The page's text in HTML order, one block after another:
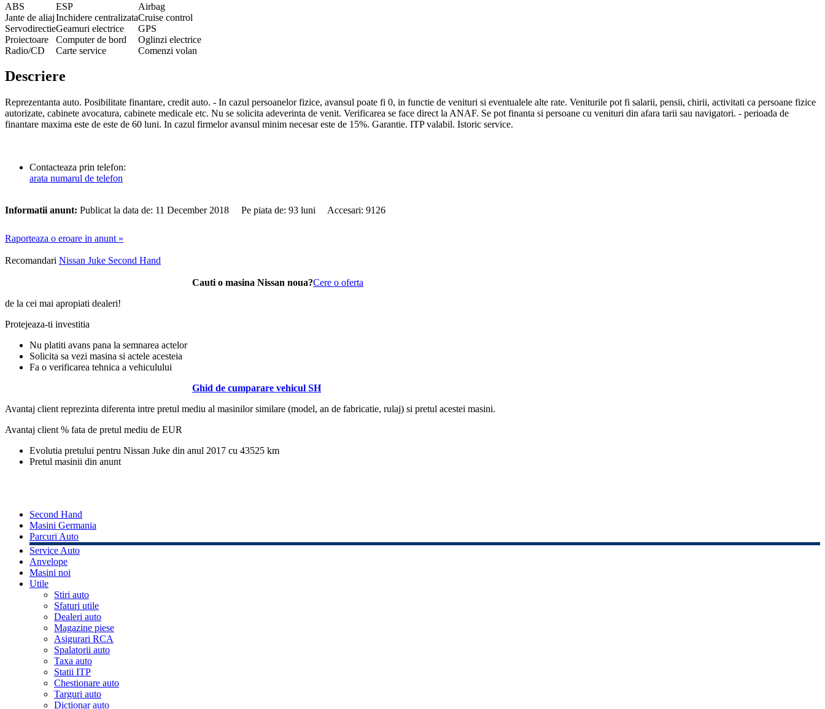
ABS ESP
Airbag
Jante de aliajInchidere centralizataCruise control
ServodirectieGeamuri electrice
GPS
Proiectoare
Computer de bord
Oglinzi electrice
Radio/CD
Carte service Comenzi volan
Descriere
Reprezentanta auto. Posibilitate finantare, credit auto. - In cazul persoanelor fizice, avansul poate fi 0, in functie de venituri si eventualele alte rate. Veniturile pot fi salarii, pensii, chirii, activitati ca persoane fizice
autorizate, cabinete avocatura, cabinete medicale etc. Nu se solicita adeverinta de venit. Verificarea se face direct la ANAF. Se pot finanta si persoane cu venituri din afara tarii sau navigatori. - perioada de
finantare maxima este de este de 60 luni. In cazul firmelor avansul minim necesar este de 15%. Garantie. ITP valabil. Istoric service.
Contacteaza prin telefon:
arata numarul de telefon
Informatii anunt: Publicat la data de: 11 December 2018 Pe piata de: 93 luni Accesari: 9126
Raporteaza o eroare in anunt »
Recomandari Nissan Juke Second Hand
Cauti o masina Nissan noua?Cere o oferta
de la cei mai apropiati dealeri!
Protejeaza-ti investitia
Nu platiti avans pana la semnarea actelor
Solicita sa vezi masina si actele acesteia
Fa o verificarea tehnica a vehiculului
Ghid de cumparare vehicul SH
Avantaj client reprezinta diferenta intre pretul mediu al masinilor similare (model, an de fabricatie, rulaj) si pretul acestei masini.
Avantaj client % fata de pretul mediu de EUR
Evolutia pretului pentru Nissan Juke din anul 2017 cu 43525 km
Pretul masinii din anunt
Second Hand
Masini Germania
Parcuri Auto
Service Auto
Anvelope
Masini noi
Utile
Stiri auto
Sfaturi utile
Dealeri auto
Magazine piese
Asigurari RCA
Spalatorii auto
Taxa auto
Statii ITP
Chestionare auto
Targuri auto
Dictionar auto